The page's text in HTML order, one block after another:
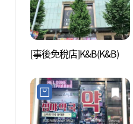
[事後免稅店]K&B(K&B)